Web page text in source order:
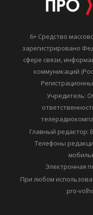
6+ Средство
зарегистрировано
сфере связи,
коммуникаций
Учредитель:
Главный редактор:
Телефоны
Электронная
При любом
pro-